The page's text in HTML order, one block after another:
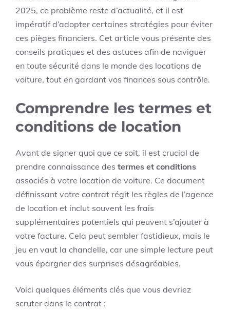
2025, ce problème reste d’actualité, et il est
impératif d’adopter certaines stratégies pour éviter
ces pièges financiers. Cet article vous présente des
conseils pratiques et des astuces afin de naviguer
en toute sécurité dans le monde des locations de
voiture, tout en gardant vos finances sous contrôle.
Comprendre les termes et
conditions de location
Avant de signer quoi que ce soit, il est crucial de
prendre connaissance des termes et conditions
associés à votre location de voiture. Ce document
définissant votre contrat régit les règles de l’agence
de location et inclut souvent les frais
supplémentaires potentiels qui peuvent s’ajouter à
votre facture. Cela peut sembler fastidieux, mais le
jeu en vaut la chandelle, car une simple lecture peut
vous épargner des surprises désagréables.
Voici quelques éléments clés que vous devriez
scruter dans le contrat :